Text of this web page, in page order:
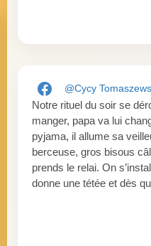
@Cycy
Notre rituel du soir se
manger, papa va lui
pyjama, il allume sa
berceuse, gros bisous
prends le relai. On
donne une tétée et dès